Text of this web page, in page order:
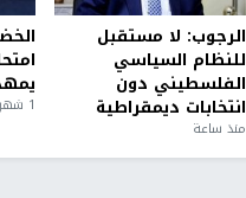
الرجوب: لا مستقبل
للنظام السياسي
الفلسطيني دون
انتخابات ديمقراطية
منذ ساعة
1 شهر ago